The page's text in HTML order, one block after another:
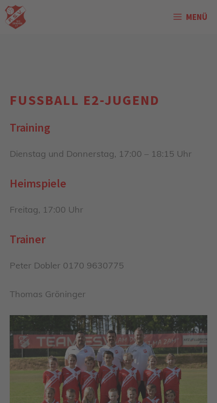
Zum
Inhalt
MENÜ
FUSSBALL E2-JUGEND
Training
Dienstag und Donnerstag, 17:00 – 18:15 Uhr
Heimspiele
Freitag, 17:00 Uhr
Trainer
Peter Dobler 0170 9630775
Thomas Gröninger